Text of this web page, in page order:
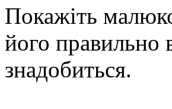
Покажіть
його правильно
знадобиться.